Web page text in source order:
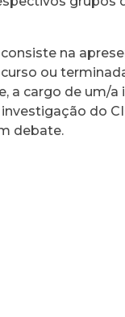
na
ou
a cargo de um/a
do
debate.